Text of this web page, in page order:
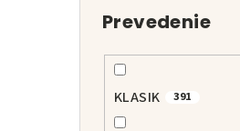
Prevedenie
KLASIK 391